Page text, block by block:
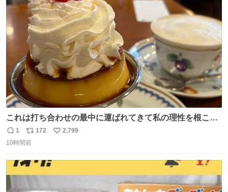
ト
数
数
これは打ち合わせの最中に運ばれてきて私の理性を根こそ
ぎ奪い去ったプリンの写真です。
返
信
1
リ
ポ
ト
数
172
い
2,799
10時間前